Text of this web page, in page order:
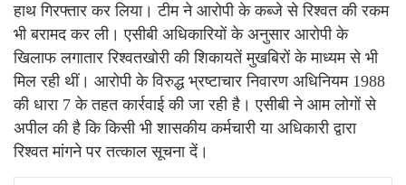
हाथ गिरफ्तार कर लिया। टीम ने आरोपी के कब्जे से रिश्वत की रकम
भी बरामद कर ली। एसीबी अधिकारियों के अनुसार आरोपी के
खिलाफ लगातार रिश्वतखोरी की शिकायतें मुखबिरों के माध्यम से भी
मिल रही थीं। आरोपी के विरुद्ध भ्रष्टाचार निवारण अधिनियम 1988
की धारा 7 के तहत कार्रवाई की जा रही है। एसीबी ने आम लोगों से
अपील की है कि किसी भी शासकीय कर्मचारी या अधिकारी द्वारा
रिश्वत मांगने पर तत्काल सूचना दें।